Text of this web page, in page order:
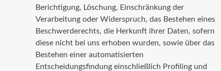
Berichtigung, Löschung, Einschränkung der
Verarbeitung oder Widerspruch, das Bestehen eines
Beschwerderechts, die Herkunft ihrer Daten, sofern
diese nicht bei uns erhoben wurden, sowie über das
Bestehen einer automatisierten
Entscheidungsfindung einschließlich Profiling und